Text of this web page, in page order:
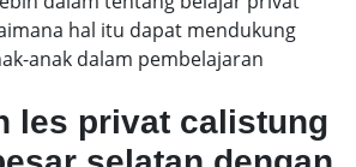
hal itu dapat mendukung
anak dalam pembelajaran
les privat calistung